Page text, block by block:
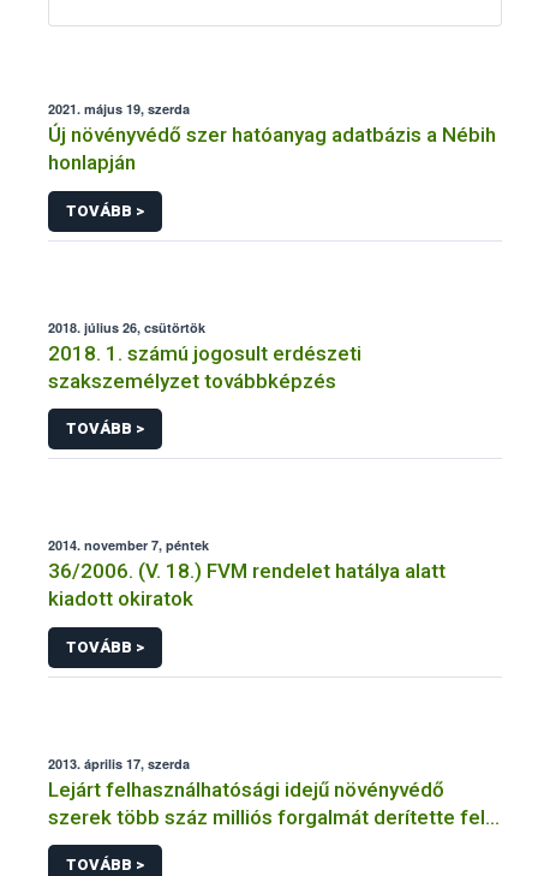
2021. május 19, szerda
Új növényvédő szer hatóanyag adatbázis a Nébih
honlapján
TOVÁBB >
2018. július 26, csütörtök
2018. 1. számú jogosult erdészeti
szakszemélyzet továbbképzés
TOVÁBB >
2014. november 7, péntek
36/2006. (V. 18.) FVM rendelet hatálya alatt
kiadott okiratok
TOVÁBB >
2013. április 17, szerda
Lejárt felhasználhatósági idejű növényvédő
szerek több száz milliós forgalmát derítette fel a
NÉBIH
TOVÁBB >